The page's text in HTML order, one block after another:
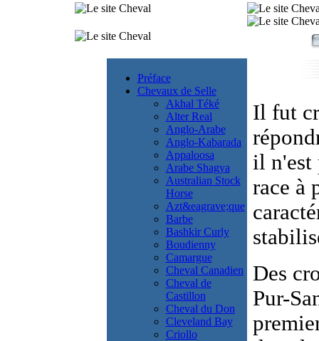
Préface
Chevaux de Selle
Akhal Téké
Alter Real
Anglo-Arabe
Anglo-Kabarada
Appaloosa
Arabe Shagya
Australian Stock
Horse
Azt&eagrave;que
Barbe
Bashkir Curly
Boudienny
Camargue
Cheval Canadien
Cheval de
Castillon
Cheval du Don
Cleveland Bay
Criollo
Il fut
il n'est
race à
Des
Pur-